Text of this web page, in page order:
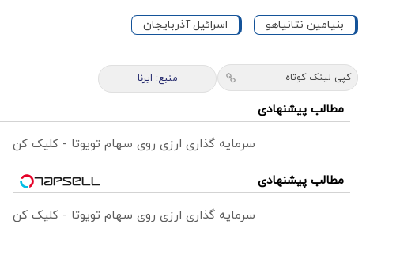
بنیامین نتانیاهو اسرائیل آذربایجان
کپی لینک کوتاه منبع: ایرنا
مطالب پیشنهادی
سرمایه گذاری ارزی روی سهام تویوتا - کلیک کن
مطالب پیشنهادی
سرمایه گذاری ارزی روی سهام تویوتا - کلیک کن